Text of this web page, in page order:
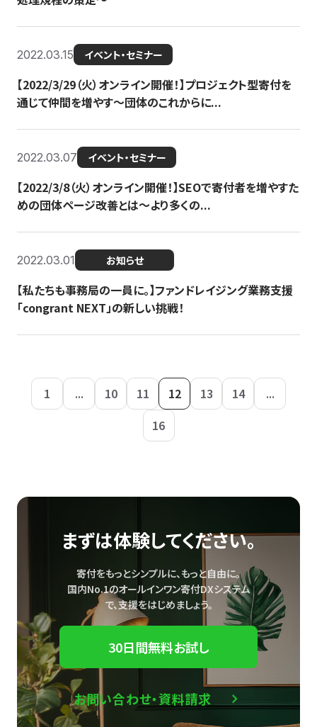
2022.03.15 イベント・セミナー
【2022/3/29（火）オンライン開催！】プロジェクト型寄付を
通じて仲間を増やす～団体のこれからに...
2022.03.07 イベント・セミナー
【2022/3/8（火）オンライン開催！】SEOで寄付者を増やすた
めの団体ページ改善とは～より多くの...
2022.03.01 お知らせ
【私たちも事務局の一員に。】ファンドレイジング業務支援
「congrant NEXT」の新しい挑戦！
1 ... 10 11 12 13 14
...
16
まずは体験してください。
寄付をもっとシンプルに、もっと自由に。
国内No.1のオールインワン寄付DXシステム
で、支援をはじめましょう。
30日間無料お試し
お問い合わせ・資料請求